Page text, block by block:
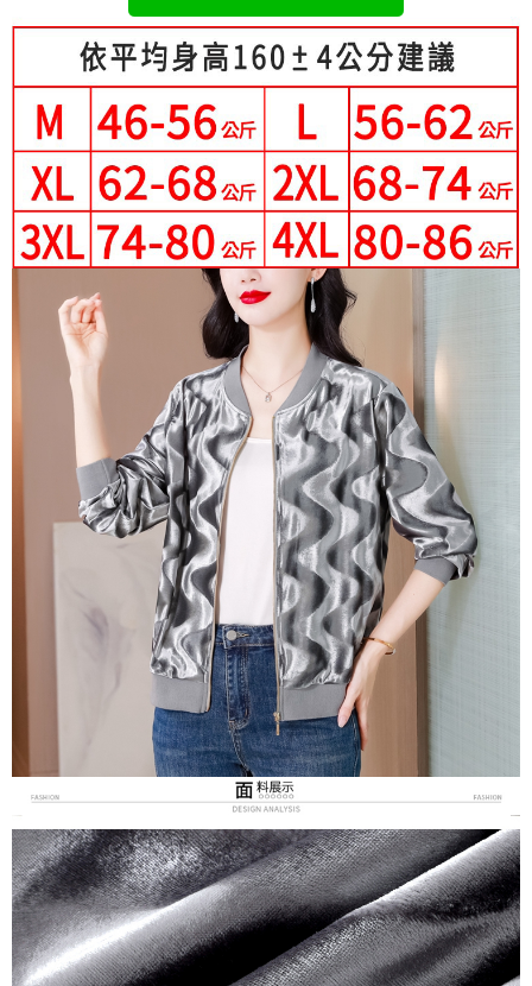
1.分期款項不併入電信帳單，「大哥付你分期」於每月結算日後寄送繳費提
醒簡訊。
2.透過簡訊連結打開帳單後，可選擇「超商條碼／台灣大直營門市／銀行轉
帳／街口支付／iPASS MONEY」等通路繳費。
【注意事項】
1.本服務係由「台灣大哥大股份有限公司」（以下簡稱本公司）所提供，讓
用戶於交易時，得透過本服務購買商品或服務，並由商店將買賣／分期付款
買賣價金債權讓與本公司後，依約使用本公司帳單繳交帳款。
2.基於同意付款使用「大哥付你分期」之契約關係目的，商店將以您的個人
資料（包含姓名、電話或地址）提供予台灣大哥大進項蒐集、處理及利用，
由本公司與您本人進行分期帳單所需資料之確認、核對及更正。
3.完整用戶服務條款，請詳閱以下連結：
https://oppay.tw/userRule
【「AFTEE先享後付」結帳流程】
１．於結帳方式選擇「AFTEE先享後付」後，將跳轉至「AFTEE先享後付」
結帳頁面，進行簡訊認證並確認金額後，即可完成結帳。
３．收到繳費通知簡訊後14天內，點擊此簡訊中的連結，可透過四大超商／
ATM／網路銀行／等多元方式進行付款，方視為交易完成。
※ 請注意：結帳手續完成當下不需立刻繳費，但若您需要取消訂單，請聯絡
購買商品的店家。未經商家同意取消之訂單仍視為有效，需透過AFTEE先享
後付繳納相關費用。
※ 交易是否成功請以「AFTEE先享後付 」之結帳頁面顯示為準，若有關於
是否繳費成功／繳費後需取消欲退款等相關疑問，請聯繫「AFTEE先享後付
客戶支援中心」https://netprotections.freshdesk.com/support/home
【注意事項】
１．透過由恩沛科技股份有限公司提供之「AFTEE先享後付」服務完成之交
易，需依本服務之必要範圍內提供個人資料，並將交易相關給付款項請求債
權轉讓予恩沛科技股份有限公司。
２．關於個人資料處理事宜，請瀏覽以下網址：
https://aftee.tw/terms/#terms3
３．未成年的使用者請事先徵得法定代理人或監護人之同意方可使用
「AFTEE先享後付」，若未經同意申辦者引起之損失，本公司不負相關責
４．使用「AFTEE先享後付」時，將依據個別帳號之用戶狀況，依本公司即
時審查核予不同之上限額度；若仍有額度不足之情形，本公司將視審查結果
請求用戶進行身份認證。
５．嚴禁一人註冊多個帳號或使用他人資訊註冊。若發現惡意使用之情形，
恩沛科技股份有限公司將有權停止該用戶之使用額度並採取法律行動。
運送方式
全家付款取貨
每筆NT$80，滿NT$699(含以上)免運費
付款後全家取貨
每筆NT$80，滿NT$699(含以上)免運費
付款後萊爾富取貨
每筆NT$80，滿NT$699(含以上)免運費
7-11付款取貨
每筆NT$80，滿NT$699(含以上)免運費
付款後7-11取貨
每筆NT$80，滿NT$699(含以上)免運費
每筆NT$70，滿NT$699(含以上)免運費
離島-郵局寄送
每筆NT$90，滿NT$699(含以上)免運費
國家/地區配送